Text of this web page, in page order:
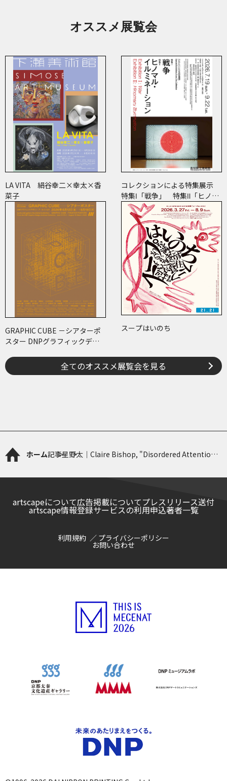
オススメ展覧会
LA VITA 絹谷幸二×幸太×香
菜子
コレクションによる特集展示
特集Ⅰ「戦争」 特集Ⅱ「ヒノマ
ル・イルミネーション」
GRAPHIC CUBE －シアターポ
スター DNPグラフィックデザ
スープはいのち
全てのオススメ展覧会を見る
ホーム記事星野太｜Claire Bishop, "Disordered Attention:
artscapeについて広告掲載についてプレスリリース送付
artscape情報登録サービスの利用申込著者一覧
利用規約 プライバシーポリシー
お問い合わせ